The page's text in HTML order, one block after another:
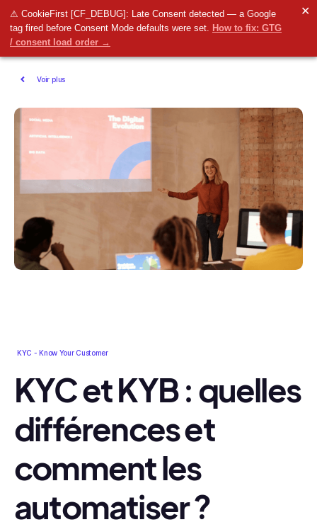
⚠ CookieFirst [CF_DEBUG]: Late Consent detected — a Google
tag fired before Consent Mode defaults were set. How to fix: GTG
/ consent load order →
✕
Voir plus
KYC - Know Your Customer
KYC et KYB : quelles
différences et
comment les
automatiser ?